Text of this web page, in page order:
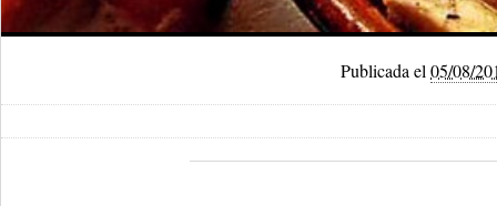
Publicada el 05/08/